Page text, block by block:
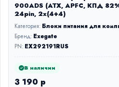
900ADS (ATX, APFC, КПД
24pin, 2x(4+4)
Категория: Блоки питания для
Бренд: Exegate
PN: EX292191RUS
В наличии
3 190 р